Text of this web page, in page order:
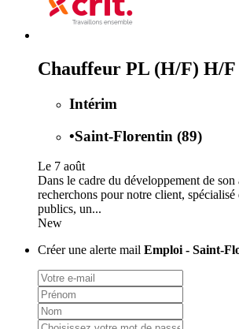
Chauffeur PL (H/F) H/F
Intérim
•Saint-Florentin (89)
Le 7 août
Dans le cadre du développement de
recherchons pour notre client, spécialisé
publics, un...
New
Créer une alerte mail Emploi - Saint-